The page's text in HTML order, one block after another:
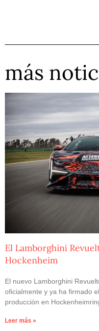
más
El Lamborghini
Hockenheim
El nuevo Lamborghini
oficialmente y ya ha firmado
producción en
Leer más »